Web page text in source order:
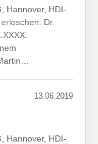
Hannover, HDI-
Dr.
13.06.2019
Hannover, HDI-